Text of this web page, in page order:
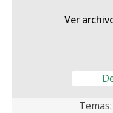
Ver
Temas: